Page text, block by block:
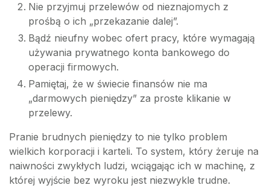
Nie przyjmuj przelewów od nieznajomych z
prośbą o ich „przekazanie dalej”.
Bądź nieufny wobec ofert pracy, które wymagają
używania prywatnego konta bankowego do
operacji firmowych.
Pamiętaj, że w świecie finansów nie ma
„darmowych pieniędzy” za proste klikanie w
przelewy.
Pranie brudnych pieniędzy to nie tylko problem
wielkich korporacji i karteli. To system, który żeruje na
naiwności zwykłych ludzi, wciągając ich w machinę, z
której wyjście bez wyroku jest niezwykle trudne.